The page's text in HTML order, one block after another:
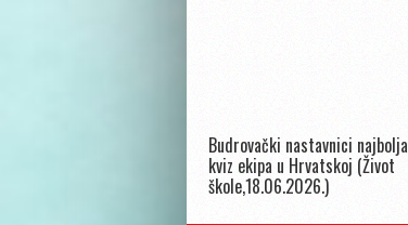
Budrovački nastavnici najbolja
kviz ekipa u Hrvatskoj (Život
škole,18.06.2026.)